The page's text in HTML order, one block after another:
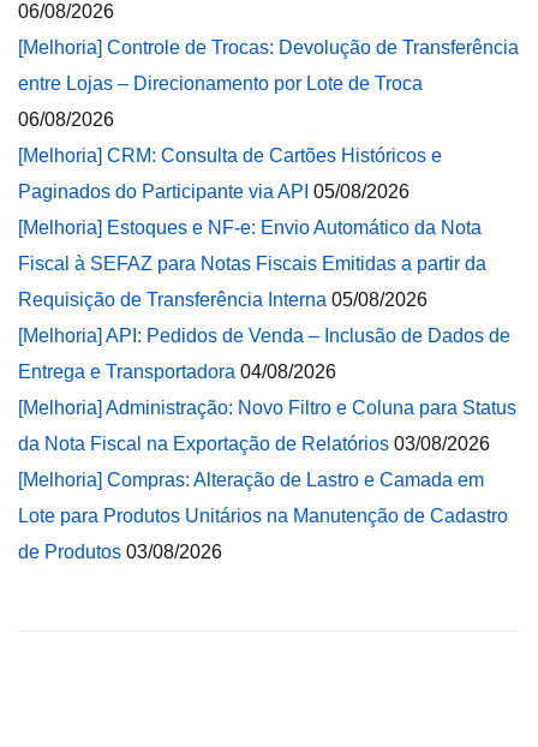
06/08/2026
[Melhoria] Controle de Trocas: Devolução de Transferência
entre Lojas – Direcionamento por Lote de Troca
06/08/2026
[Melhoria] CRM: Consulta de Cartões Históricos e
Paginados do Participante via API 05/08/2026
[Melhoria] Estoques e NF-e: Envio Automático da Nota
Fiscal à SEFAZ para Notas Fiscais Emitidas a partir da
Requisição de Transferência Interna 05/08/2026
[Melhoria] API: Pedidos de Venda – Inclusão de Dados de
Entrega e Transportadora 04/08/2026
[Melhoria] Administração: Novo Filtro e Coluna para Status
da Nota Fiscal na Exportação de Relatórios 03/08/2026
[Melhoria] Compras: Alteração de Lastro e Camada em
Lote para Produtos Unitários na Manutenção de Cadastro
de Produtos 03/08/2026